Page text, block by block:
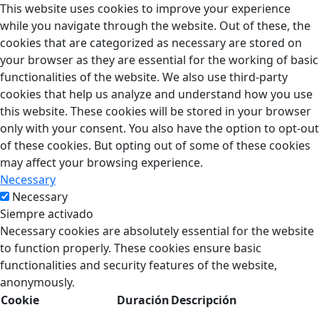
This website uses cookies to improve your experience
while you navigate through the website. Out of these, the
cookies that are categorized as necessary are stored on
your browser as they are essential for the working of basic
functionalities of the website. We also use third-party
cookies that help us analyze and understand how you use
this website. These cookies will be stored in your browser
only with your consent. You also have the option to opt-out
of these cookies. But opting out of some of these cookies
may affect your browsing experience.
Necessary
Necessary
Siempre activado
Necessary cookies are absolutely essential for the website
to function properly. These cookies ensure basic
functionalities and security features of the website,
anonymously.
Cookie
DuraciónDescripción